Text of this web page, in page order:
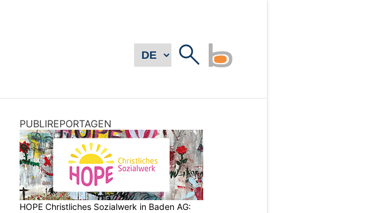
PUBLIREPORTAGEN
HOPE Christliches Sozialwerk in Baden AG: